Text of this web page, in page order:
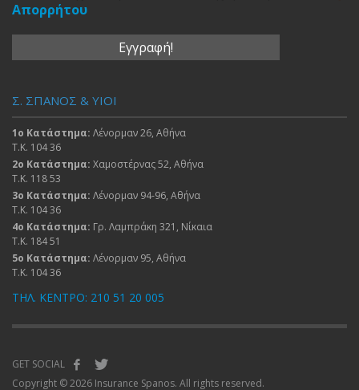
Απορρήτου
Σ. ΣΠΑΝΟΣ & ΥΙΟΙ
1ο Κατάστημα: Λένορμαν 26, Αθήνα
Τ.Κ. 104 36
2ο Κατάστημα: Χαμοστέρνας 52, Αθήνα
Τ.Κ. 118 53
3ο Κατάστημα: Λένορμαν 94-96, Αθήνα
Τ.Κ. 104 36
4ο Κατάστημα: Γρ. Λαμπράκη 321, Νίκαια
Τ.Κ. 184 51
5ο Κατάστημα: Λένορμαν 95, Αθήνα
Τ.Κ. 104 36
ΤΗΛ. ΚΕΝΤΡΟ: 210 51 20 005
GET SOCIAL
Copyright © 2026 Insurance Spanos. All rights reserved.